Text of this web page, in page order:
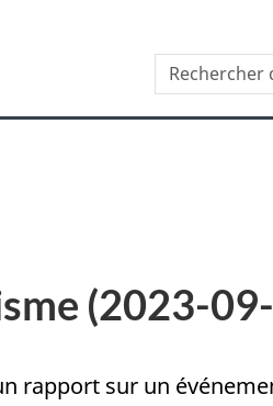
Rechercher
dans
Canada.ca
(2023-
rapport sur un